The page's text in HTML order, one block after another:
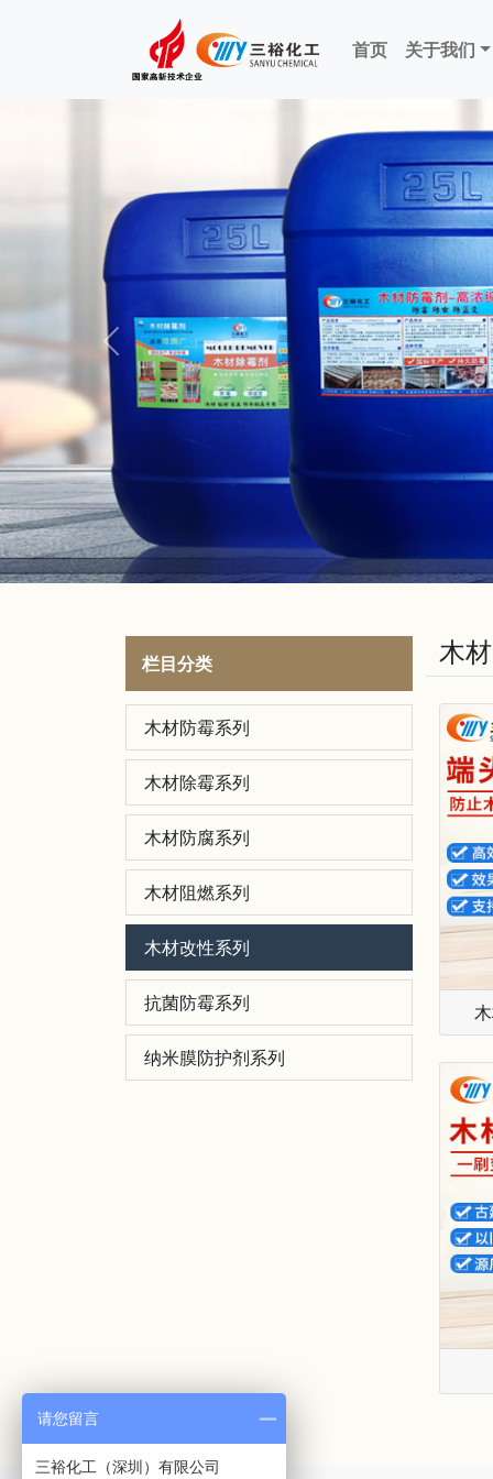
首页 关于我们
Previous
栏目分类
木材防霉系列
木材除霉系列
木材防腐系列
木材阻燃系列
木材改性系列
抗菌防霉系列
纳米膜防护剂系列
木
请您留言